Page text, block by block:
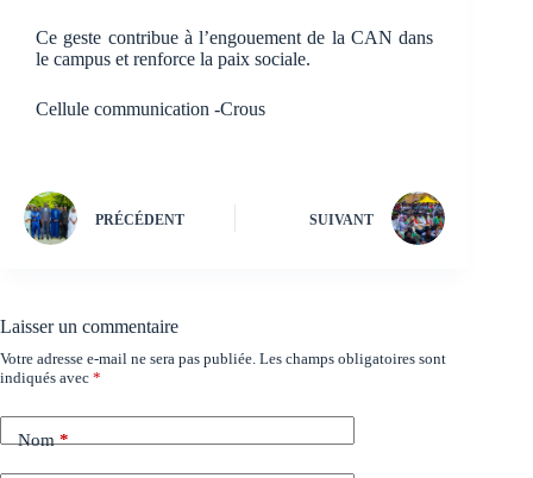
Ce geste contribue à l’engouement de la CAN dans
le campus et renforce la paix sociale.
Cellule communication -Crous
PRÉCÉDENT SUIVANT
Laisser un commentaire
Votre adresse e-mail ne sera pas publiée. Les champs obligatoires sont
indiqués avec *
Nom*